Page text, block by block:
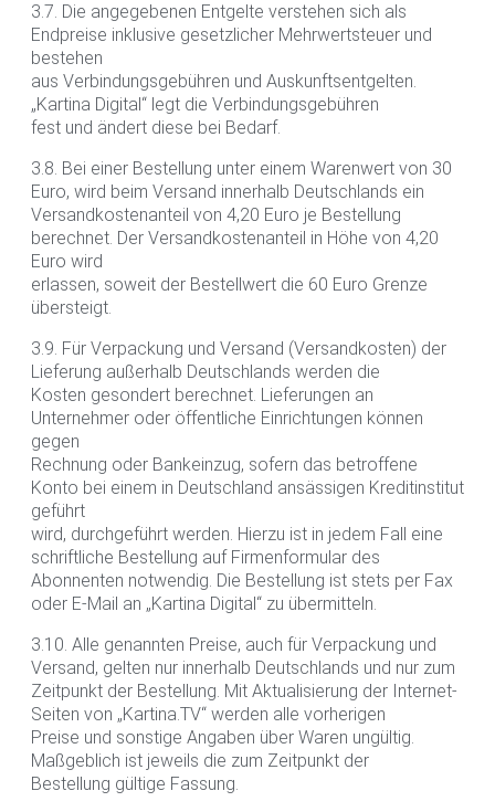
3.7. Die angegebenen Entgelte verstehen sich als
Endpreise inklusive gesetzlicher Mehrwertsteuer und
bestehen
aus Verbindungsgebühren und Auskunftsentgelten.
„Kartina Digital“ legt die Verbindungsgebühren
fest und ändert diese bei Bedarf.
3.8. Bei einer Bestellung unter einem Warenwert von 30
Euro, wird beim Versand innerhalb Deutschlands ein
Versandkostenanteil von 4,20 Euro je Bestellung
berechnet. Der Versandkostenanteil in Höhe von 4,20
Euro wird
erlassen, soweit der Bestellwert die 60 Euro Grenze
übersteigt.
3.9. Für Verpackung und Versand (Versandkosten) der
Lieferung außerhalb Deutschlands werden die
Kosten gesondert berechnet. Lieferungen an
Unternehmer oder öffentliche Einrichtungen können
gegen
Rechnung oder Bankeinzug, sofern das betroffene
Konto bei einem in Deutschland ansässigen Kreditinstitut
geführt
wird, durchgeführt werden. Hierzu ist in jedem Fall eine
schriftliche Bestellung auf Firmenformular des
Abonnenten notwendig. Die Bestellung ist stets per Fax
oder E-Mail an „Kartina Digital“ zu übermitteln.
3.10. Alle genannten Preise, auch für Verpackung und
Versand, gelten nur innerhalb Deutschlands und nur zum
Zeitpunkt der Bestellung. Mit Aktualisierung der Internet-
Seiten von „Kartina.TV“ werden alle vorherigen
Preise und sonstige Angaben über Waren ungültig.
Maßgeblich ist jeweils die zum Zeitpunkt der
Bestellung gültige Fassung.